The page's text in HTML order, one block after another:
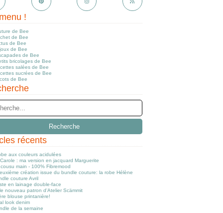
!
de Bee
de Bee
de Bee
de Bee
de Bee
bricolages de Bee
salées de Bee
sucrées de Bee
de Bee
récents
aux couleurs acidulées
: ma version en jacquard Marguerite
main - 100% Fibremood
création issue du bundle couture: la robe Hélène
couture Avril
en lainage double-face
nouveau patron d'Atelier Scämmit
blouse printanière!
look denim
de la semaine